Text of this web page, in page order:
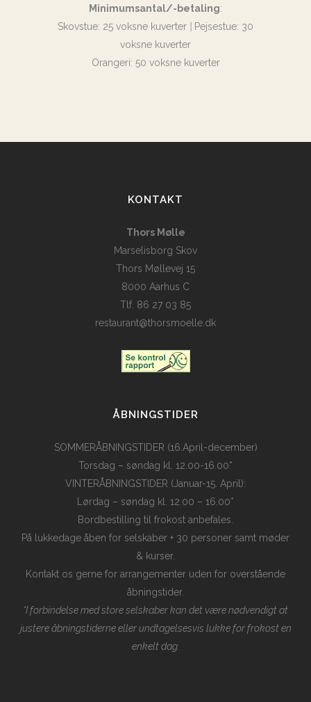
Minimumsantal/-betaling:
Skovstue: 25 voksne kuverter
Pejsestue: 30
voksne kuverter
Orangeri: 50 voksne kuverter
KONTAKT
Thors Mølle
Marselisborg Skov
Thors Møllevej 15
8000 Aarhus C
Tlf. 86 27 03 85
restaurant@thorsmoelle.dk
ÅBNINGSTIDER
SOMMERÅBNINGSTIDER (16.April-december)
Torsdag – søndag kl. 12.00-16.00*
VINTERÅBNINGSTIDER (Januar-15. April):
Lørdag – søndag kl. 12.00 – 16.00*
Bordbestilling til frokost anbefales.
På lukkedage åben for selskaber + 30 personer samt møder
& kurser.
Kontakt os gerne for arrangementer uden for overstående
åbningstider.
*I forbindelse med store selskaber kan det være nødvendigt at
justere åbningstiderne eller undtagelsesvis lukke for frokost en
enkelt dag.